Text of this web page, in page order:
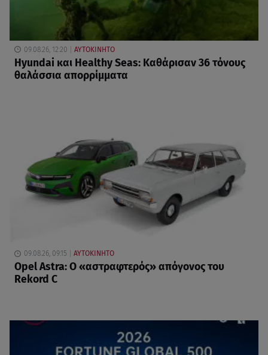
09.08.26, 12:20 ΑΥΤΟΚΙΝΗΤΟ
Hyundai και Healthy Seas: Καθάρισαν 36 τόνους
θαλάσσια απορρίμματα
09.08.26, 09:15 ΑΥΤΟΚΙΝΗΤΟ
Opel Astra: Ο «αστραφτερός» απόγονος του
Rekord C